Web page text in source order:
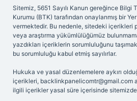
Sitemiz, 5651 Sayılı Kanun gereğince Bilgi
Kurumu (BTK) tarafından onaylanmış bir
vermektedir. Bu nedenle, sitedeki içerikleri
veya araştırma yükümlülüğümüz
yazdıkları içeriklerin sorumluluğunu
bu sorumluluğu kabul etmiş sayılırlar.
Hukuka ve yasal düzenlemelere aykırı
içerikleri, backlinkpanelicomtr@gmail.com
ilgili içerikler yasal süre içerisinde